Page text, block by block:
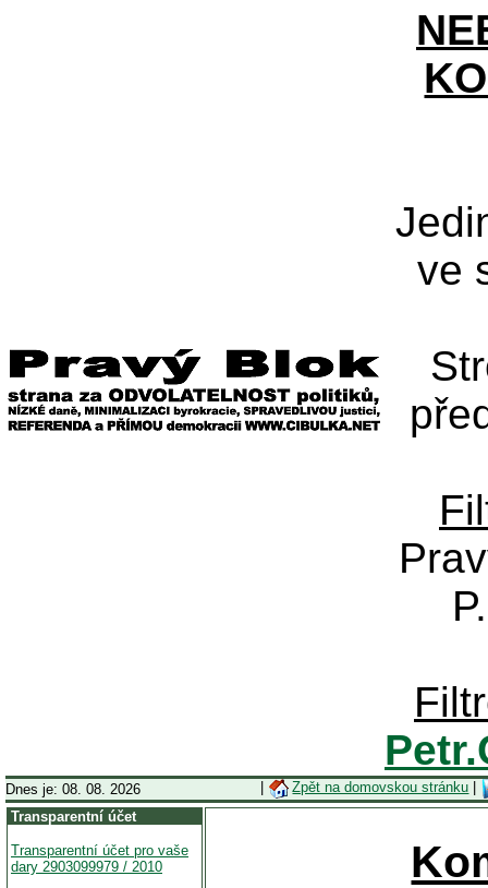
ve
Dnes je: 08. 08. 2026 Zpět na domovskou stránku
Transparentní účet
Transparentní účet pro vaše
dary 2903099979 / 2010